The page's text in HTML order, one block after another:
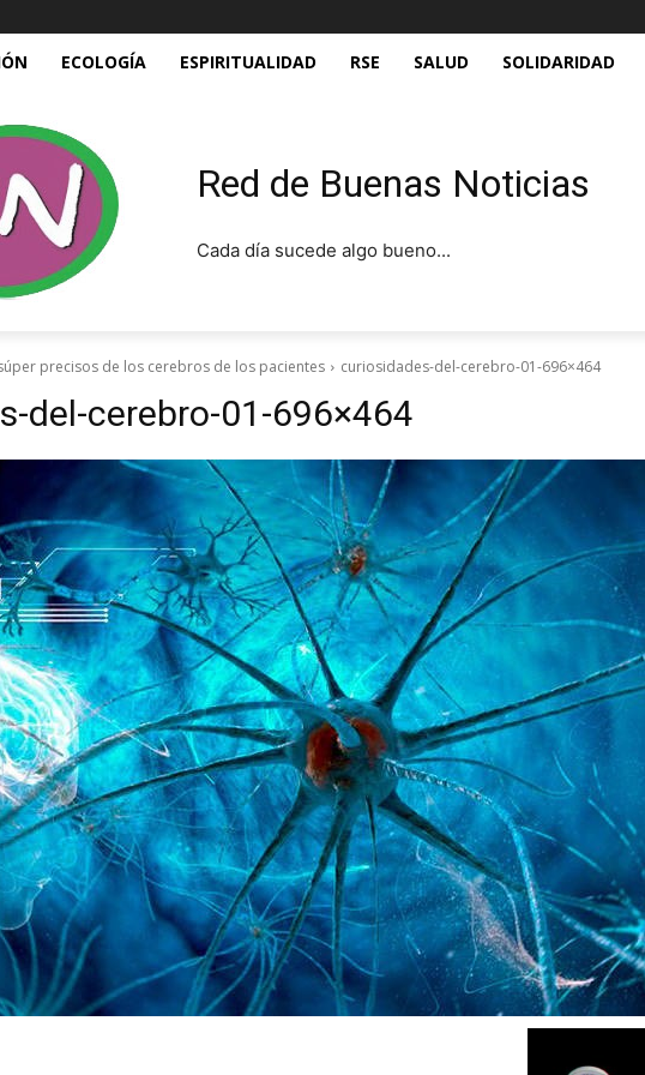
ECOLOGÍA ESPIRITUALIDAD RSE SALUD SOLIDARIDAD
Red de Buenas Noticias
Cada día sucede algo bueno...
precisos de los cerebros de los pacientes curiosidades-del-cerebro-01-696×464
del-cerebro-01-696×464